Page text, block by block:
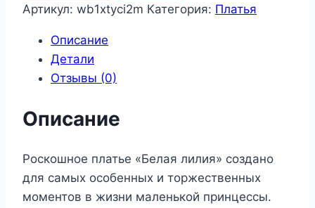
товара
платье
девочки
Артикул: wb1xtyci2m Категория: Платья
Описание
Детали
Отзывы (0)
Описание
Роскошное платье «Белая лилия» создано
для самых особенных и торжественных
моментов в жизни маленькой принцессы.